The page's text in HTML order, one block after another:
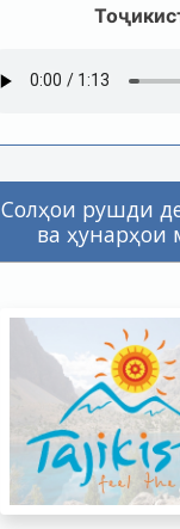
Солҳои рушди
ва ҳунарҳои